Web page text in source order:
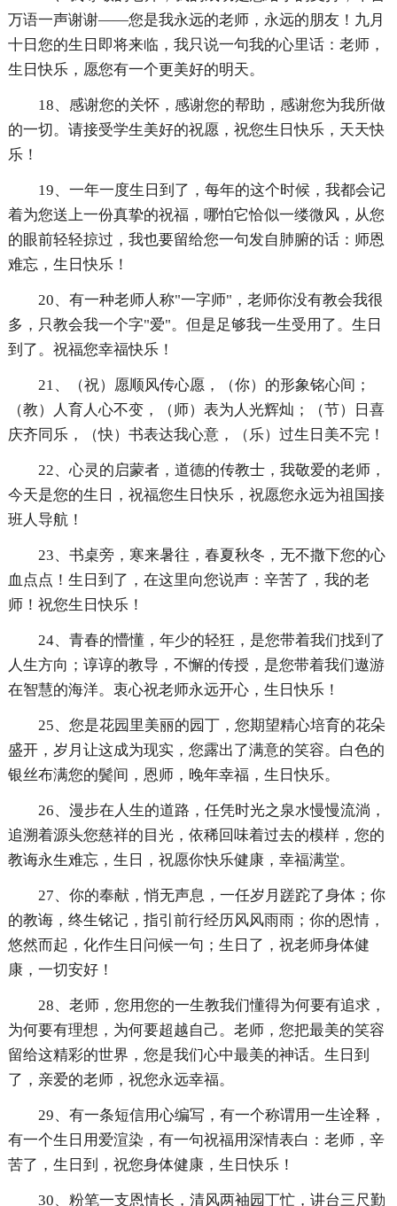
万语一声谢谢——您是我永远的老师，永远的朋友！九月
十日您的生日即将来临，我只说一句我的心里话：老师，
生日快乐，愿您有一个更美好的明天。
18、感谢您的关怀，感谢您的帮助，感谢您为我所做
的一切。请接受学生美好的祝愿，祝您生日快乐，天天快
乐！
19、一年一度生日到了，每年的这个时候，我都会记
着为您送上一份真挚的祝福，哪怕它恰似一缕微风，从您
的眼前轻轻掠过，我也要留给您一句发自肺腑的话：师恩
难忘，生日快乐！
20、有一种老师人称"一字师"，老师你没有教会我很
多，只教会我一个字"爱"。但是足够我一生受用了。生日
到了。祝福您幸福快乐！
21、（祝）愿顺风传心愿，（你）的形象铭心间；
（教）人育人心不变，（师）表为人光辉灿；（节）日喜
庆齐同乐，（快）书表达我心意，（乐）过生日美不完！
22、心灵的启蒙者，道德的传教士，我敬爱的老师，
今天是您的生日，祝福您生日快乐，祝愿您永远为祖国接
班人导航！
23、书桌旁，寒来暑往，春夏秋冬，无不撒下您的心
血点点！生日到了，在这里向您说声：辛苦了，我的老
师！祝您生日快乐！
24、青春的懵懂，年少的轻狂，是您带着我们找到了
人生方向；谆谆的教导，不懈的传授，是您带着我们遨游
在智慧的海洋。衷心祝老师永远开心，生日快乐！
25、您是花园里美丽的园丁，您期望精心培育的花朵
盛开，岁月让这成为现实，您露出了满意的笑容。白色的
银丝布满您的鬓间，恩师，晚年幸福，生日快乐。
26、漫步在人生的道路，任凭时光之泉水慢慢流淌，
追溯着源头您慈祥的目光，依稀回味着过去的模样，您的
教诲永生难忘，生日，祝愿你快乐健康，幸福满堂。
27、你的奉献，悄无声息，一任岁月蹉跎了身体；你
的教诲，终生铭记，指引前行经历风风雨雨；你的恩情，
悠然而起，化作生日问候一句；生日了，祝老师身体健
康，一切安好！
28、老师，您用您的一生教我们懂得为何要有追求，
为何要有理想，为何要超越自己。老师，您把最美的笑容
留给这精彩的世界，您是我们心中最美的神话。生日到
了，亲爱的老师，祝您永远幸福。
29、有一条短信用心编写，有一个称谓用一生诠释，
有一个生日用爱渲染，有一句祝福用深情表白：老师，辛
苦了，生日到，祝您身体健康，生日快乐！
30、粉笔一支恩情长，清风两袖园丁忙，讲台三尺勤